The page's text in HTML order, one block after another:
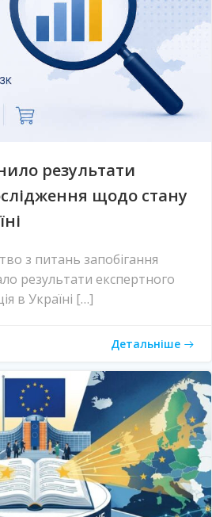
результати
щодо стану
з питань запобігання
результати експертного
в Україні […]
Детальніше